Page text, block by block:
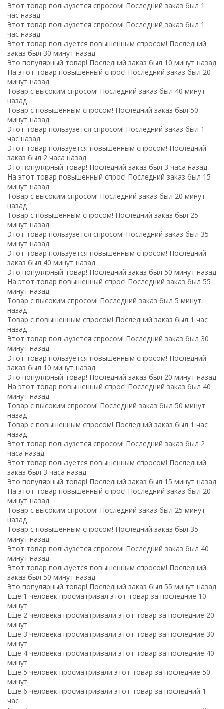
Этот товар пользузется спросом! Последний заказ был 1
час назад
Этот товар пользузется спросом! Последний заказ был 1
час назад
Этот товар пользуется повышенным спросом! Последний
заказ был 30 минут назад
Это популярный товар! Последний заказ был 10 минут назад
На этот товар повышенный спрос! Последний заказ был 20
минут назад
Товар с высоким спросом! Последний заказ был 40 минут
назад
Товар с повышенным спросом! Последний заказ был 50
минут назад
Этот товар пользузется спросом! Последний заказ был 1
час назад
Этот товар пользуется повышенным спросом! Последний
заказ был 2 часа назад
Это популярный товар! Последний заказ был 3 часа назад
На этот товар повышенный спрос! Последний заказ был 15
минут назад
Товар с высоким спросом! Последний заказ был 20 минут
назад
Товар с повышенным спросом! Последний заказ был 25
минут назад
Этот товар пользузется спросом! Последний заказ был 35
минут назад
Этот товар пользуется повышенным спросом! Последний
заказ был 40 минут назад
Это популярный товар! Последний заказ был 50 минут назад
На этот товар повышенный спрос! Последний заказ был 55
минут назад
Товар с высоким спросом! Последний заказ был 5 минут
назад
Товар с повышенным спросом! Последний заказ был 1 час
назад
Этот товар пользузется спросом! Последний заказ был 30
минут назад
Этот товар пользуется повышенным спросом! Последний
заказ был 10 минут назад
Это популярный товар! Последний заказ был 20 минут назад
На этот товар повышенный спрос! Последний заказ был 40
минут назад
Товар с высоким спросом! Последний заказ был 50 минут
назад
Товар с повышенным спросом! Последний заказ был 1 час
назад
Этот товар пользузется спросом! Последний заказ был 2
часа назад
Этот товар пользуется повышенным спросом! Последний
заказ был 3 часа назад
Это популярный товар! Последний заказ был 15 минут назад
На этот товар повышенный спрос! Последний заказ был 20
минут назад
Товар с высоким спросом! Последний заказ был 25 минут
назад
Товар с повышенным спросом! Последний заказ был 35
минут назад
Этот товар пользузется спросом! Последний заказ был 40
минут назад
Этот товар пользуется повышенным спросом! Последний
заказ был 50 минут назад
Это популярный товар! Последний заказ был 55 минут назад
Еще 1 человек просматривал этот товар за последние 10
минут
Еще 2 человека просматривали этот товар за последние 20
минут
Еще 3 человека просматривали этот товар за последние 30
минут
Еще 4 человека просматривали этот товар за последние 40
минут
Еще 5 человек просматривали этот товар за последние 50
минут
Еще 6 человек просматривали этот товар за последний 1
час